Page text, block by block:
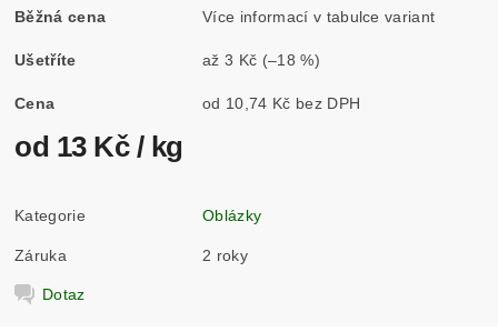
Běžná cena Více informací v tabulce variant
Ušetříte až3 Kč (–18 %)
Cena od 10,74 Kč bez DPH
od 13 Kč / kg
Kategorie Oblázky
Záruka 2 roky
Dotaz